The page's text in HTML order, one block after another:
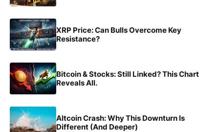
XRP Price: Can Bulls Overcome Key
Resistance?
Bitcoin & Stocks: Still Linked? This Chart
Reveals All.
Altcoin Crash: Why This Downturn Is
Different (And Deeper)